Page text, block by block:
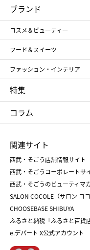
コスメ＆ビューティー
ギフト
メンズ
スポーツ・アウトドア
お中元
ブランド
コスメ＆ビューティー
SHISEIDO
ポール&ジョー ボーテ
NARS
RMK
クリニーク
フード＆スイーツ
アンリ・シャルパンティエ
ゴディバ
たねや
ねんりん家
ファッション・インテリア
ポロ ラルフ ローレン
タケオ キクチ
シュタイフ
特集
お中元
ひな人形
父の日
クリスマスケーキ
ホワイトデー
コラム
菓子折り
和菓子
人気のギフト
バレンタイン
おせち
フード
関連サイト
西武・そごう店舗情報サイト
西武・そごうコーポレートサ
西武・そごうのビューティマ
SALON COCOLE（サロン ココ
CHOOSEBASE SHIBUYA
ふるさと納税「ふるさと百貨
e.デパート X公式アカウント